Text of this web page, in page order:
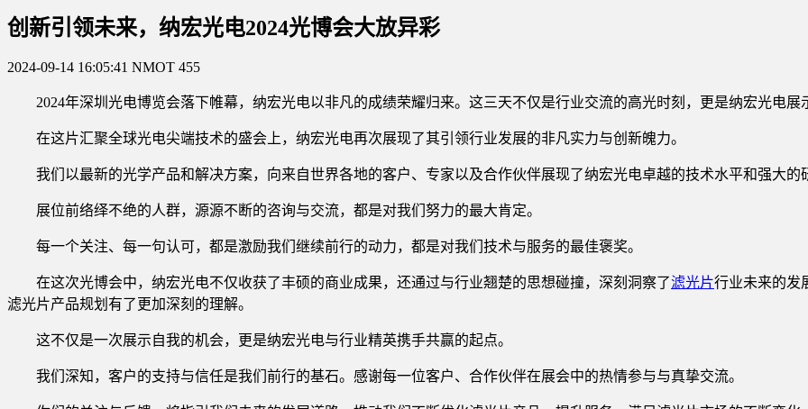
创新引领未来，纳宏光电2024光博会大放异彩
2024-09-14 16:05:41 NMOT 455
2024年深圳光电博览会落下帷幕，纳宏光电以非凡的成绩荣耀归来。这三天不仅是行业交流的高光时刻，更是纳宏光电
在这片汇聚全球光电尖端技术的盛会上，纳宏光电再次展现了其引领行业发展的非凡实力与创新魄力。
我们以最新的光学产品和解决方案，向来自世界各地的客户、专家以及合作伙伴展现了纳宏光电卓越的技术水平和强大的
展位前络绎不绝的人群，源源不断的咨询与交流，都是对我们努力的最大肯定。
每一个关注、每一句认可，都是激励我们继续前行的动力，都是对我们技术与服务的最佳褒奖。
在这次光博会中，纳宏光电不仅收获了丰硕的商业成果，还通过与行业翘楚的思想碰撞，深刻洞察了滤光片行业未来的发
滤光片产品规划有了更加深刻的理解。
这不仅是一次展示自我的机会，更是纳宏光电与行业精英携手共赢的起点。
我们深知，客户的支持与信任是我们前行的基石。感谢每一位客户、合作伙伴在展会中的热情参与与真挚交流。